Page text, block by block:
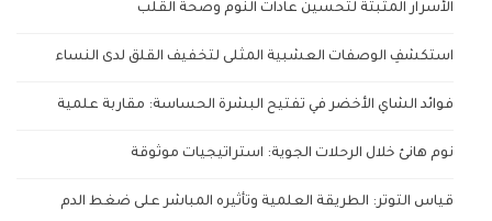
الأسرار المثبتة لتحسين عادات النوم وصحة القلب
استكشفِ الوصفات العشبية المثلى لتخفيف القلق لدى النساء
فوائد الشاي الأخضر في تفتيح البشرة الحساسة: مقاربة علمية
نوم هانئ خلال الرحلات الجوية: استراتيجيات موثوقة
قياس التوتر: الطريقة العلمية وتأثيره المباشر على ضغط الدم